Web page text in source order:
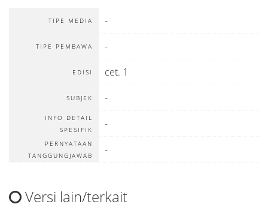
TIPE MEDIA -
TIPE PEMBAWA -
EDISI cet. 1
SUBJEK -
INFO DETAIL
SPESIFIK
-
PERNYATAAN
TANGGUNGJAWAB
-
Versi lain/terkait